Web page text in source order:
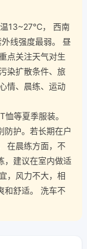
温13~27℃， 西南
线强度最弱。 昼
点关注天气对生
染扩散条件、旅
情、晨练、运动
等夏季服装。
防护。若长期在户
在晨练方面，不
，建议在室内做适
，风力不大，相
和舒适。 洗车不